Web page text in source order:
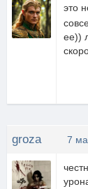
это
ее))
groza 7